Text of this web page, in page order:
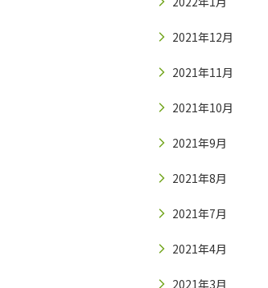
2021年12月
2021年11月
2021年10月
2021年9月
2021年8月
2021年7月
2021年4月
2021年3月